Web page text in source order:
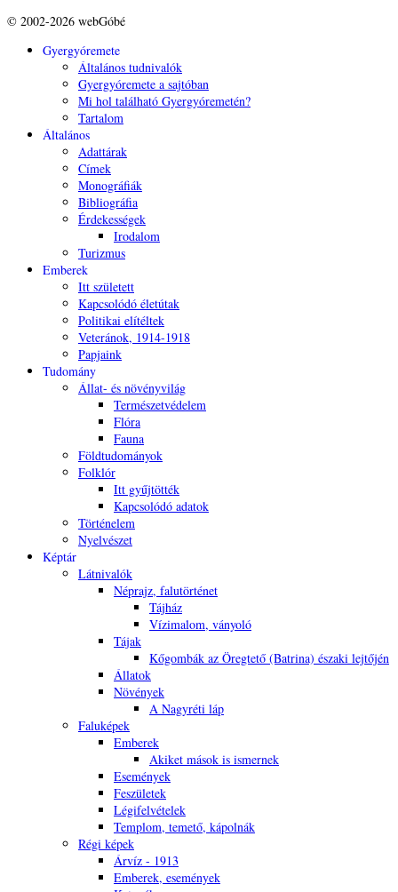
© 2002-2026 webGóbé
Gyergyóremete
Általános tudnivalók
Gyergyóremete a sajtóban
Mi hol található Gyergyóremetén?
Tartalom
Általános
Adattárak
Címek
Monográfiák
Bibliográfia
Érdekességek
Irodalom
Turizmus
Emberek
Itt született
Kapcsolódó életútak
Politikai elítéltek
Veteránok, 1914-1918
Papjaink
Tudomány
Állat- és növényvilág
Természetvédelem
Flóra
Fauna
Földtudományok
Folklór
Itt gyűjtötték
Kapcsolódó adatok
Történelem
Nyelvészet
Képtár
Látnivalók
Néprajz, falutörténet
Tájház
Vízimalom, ványoló
Tájak
Kőgombák az Öregtető (Batrina) északi lejtőjén
Állatok
Növények
A Nagyréti láp
Faluképek
Emberek
Akiket mások is ismernek
Események
Feszületek
Légifelvételek
Templom, temető, kápolnák
Régi képek
Árvíz - 1913
Emberek, események